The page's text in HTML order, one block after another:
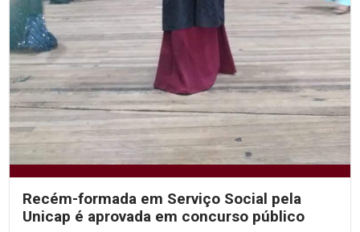
Recém-formada em Serviço Social pela
Unicap é aprovada em concurso público